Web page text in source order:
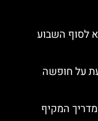
לסוף השבוע
על חופשה
המקיף